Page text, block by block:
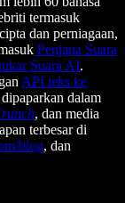
termasuk
dan perniagaan,
Penjana Suara
Suara AI.
API teks ke
dalam
, dan media
terbesar di
blog, dan